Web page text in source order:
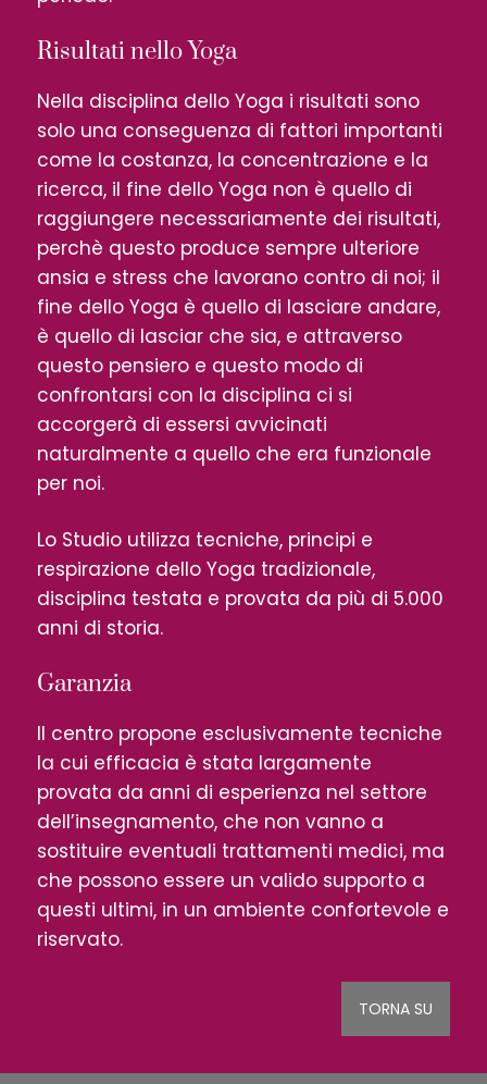
Risultati nello Yoga
Nella disciplina dello Yoga i risultati sono
solo una conseguenza di fattori importanti
come la costanza, la concentrazione e la
ricerca, il fine dello Yoga non è quello di
raggiungere necessariamente dei risultati,
perchè questo produce sempre ulteriore
ansia e stress che lavorano contro di noi; il
fine dello Yoga è quello di lasciare andare,
è quello di lasciar che sia, e attraverso
questo pensiero e questo modo di
confrontarsi con la disciplina ci si
accorgerà di essersi avvicinati
naturalmente a quello che era funzionale
per noi.
Lo Studio utilizza tecniche, principi e
respirazione dello Yoga tradizionale,
disciplina testata e provata da più di 5.000
anni di storia.
Garanzia
Il centro propone esclusivamente tecniche
la cui efficacia è stata largamente
provata da anni di esperienza nel settore
dell’insegnamento, che non vanno a
sostituire eventuali trattamenti medici, ma
che possono essere un valido supporto a
questi ultimi, in un ambiente confortevole e
riservato.
TORNA SU